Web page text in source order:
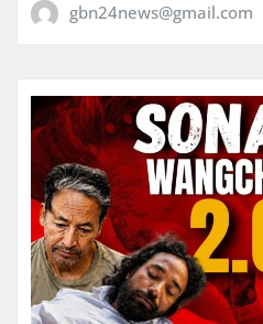
gbn24news@gmail.com